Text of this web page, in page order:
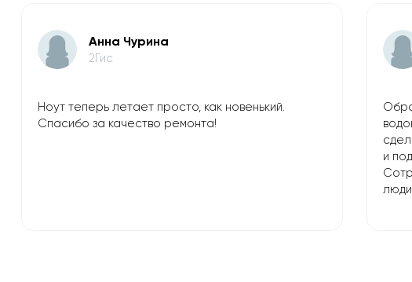
Анна Чурина
2Гис
Ноут теперь летает просто, как новенький.
Спасибо за качество ремонта!
и